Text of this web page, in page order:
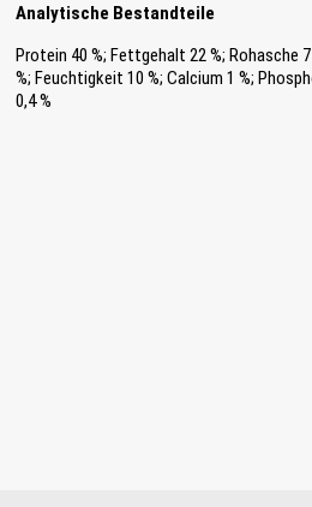
Analytische Bestandteile
Protein 40 %; Fettgehalt 22 %; Rohasche
%; Feuchtigkeit 10 %; Calcium 1 %;
0,4 %